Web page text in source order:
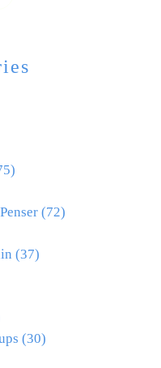
(72)
(37)
(30)